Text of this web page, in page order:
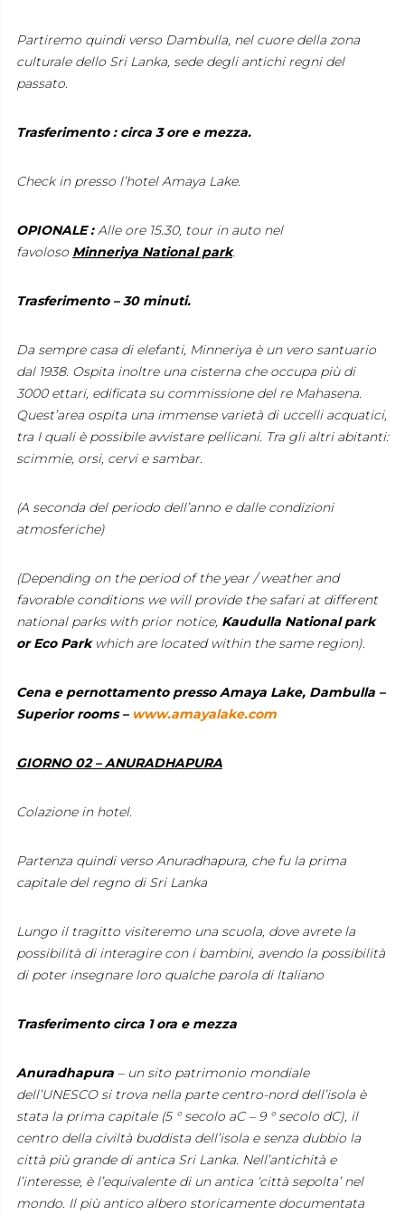
Partiremo quindi verso Dambulla, nel cuore della zona
culturale dello Sri Lanka, sede degli antichi regni del
passato.
Trasferimento : circa 3 ore e mezza.
Check in presso l’hotel Amaya Lake.
OPIONALE :Alle ore 15.30, tour in auto nel
favoloso Minneriya National park.
Trasferimento – 30 minuti.
Da sempre casa di elefanti, Minneriya è un vero santuario
dal 1938. Ospita inoltre una cisterna che occupa più di
3000 ettari, edificata su commissione del re Mahasena.
Quest’area ospita una immense varietà di uccelli acquatici,
tra I quali è possibile avvistare pellicani. Tra gli altri abitanti:
scimmie, orsi, cervi e sambar.
(A seconda del periodo dell’anno e dalle condizioni
atmosferiche)
(Depending on the period of the year / weather and
favorable conditions we will provide the safari at different
national parks with prior notice, Kaudulla National park
or Eco Parkwhich are located within the same region).
Cena e pernottamento presso Amaya Lake, Dambulla –
Superior rooms – www.amayalake.com
GIORNO 02 – ANURADHAPURA
Colazione in hotel.
Partenza quindi verso Anuradhapura, che fu la prima
capitale del regno di Sri Lanka
Lungo il tragitto visiteremo una scuola, dove avrete la
possibilità di interagire con i bambini, avendo la possibilità
di poter insegnare loro qualche parola di Italiano
Trasferimento circa 1 ora e mezza
Anuradhapura– un sito patrimonio mondiale
dell’UNESCO si trova nella parte centro-nord dell’isola è
stata la prima capitale (5 ° secolo aC – 9 ° secolo dC), il
centro della civiltà buddista dell’isola e senza dubbio la
città più grande di antica Sri Lanka. Nell’antichità e
l’interesse, è l’equivalente di un antica ‘città sepolta’ nel
mondo. Il più antico albero storicamente documentata